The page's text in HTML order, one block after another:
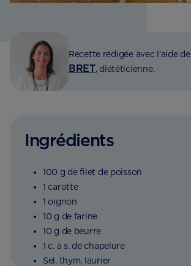
Recette rédigée avec l’aide de
BRET, diététicienne.
Ingrédients
100 g de filet de poisson
1 carotte
1 oignon
10 g de farine
10 g de beurre
1 c. à s. de chapelure
Sel, thym, laurier